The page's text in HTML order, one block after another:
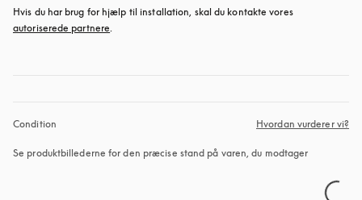
Hvis du har brug for hjælp til installation, skal du kontakte vores
autoriserede partnere.
Condition Hvordan vurderer vi?
Se produktbillederne for den præcise stand på varen, du modtager